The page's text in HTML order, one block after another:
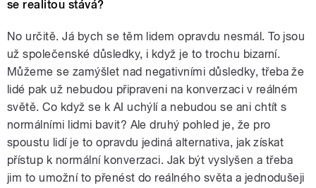
se realitou stává?
No určitě. Já bych se těm lidem opravdu nesmál. To jsou
už společenské důsledky, i když je to trochu bizarní.
Můžeme se zamýšlet nad negativními důsledky, třeba že
lidé pak už nebudou připraveni na konverzaci v reálném
světě. Co když se k AI uchýlí a nebudou se ani chtít s
normálními lidmi bavit? Ale druhý pohled je, že pro
spoustu lidí je to opravdu jediná alternativa, jak získat
přístup k normální konverzaci. Jak být vyslyšen a třeba
jim to umožní to přenést do reálného světa a jednodušeji